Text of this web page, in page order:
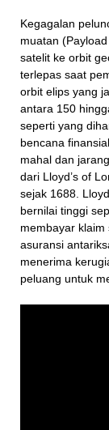
Kegagalan
muatan
satelit ke orbit
terlepas saat
orbit elips yang
antara 150
seperti yang
bencana
mahal dan
dari Lloyd’s of
sejak 1688.
bernilai tinggi
membayar
asuransi
menerima
peluang untuk